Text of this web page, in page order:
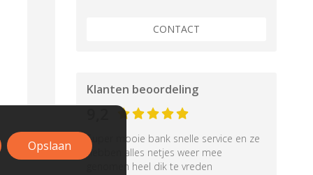
CONTACT
Klanten beoordeling
Super mooie bank snelle service en ze
hebben alles netjes weer mee
genomen heel dik te vreden
Opslaan